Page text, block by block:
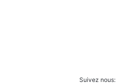
Suivez nous: